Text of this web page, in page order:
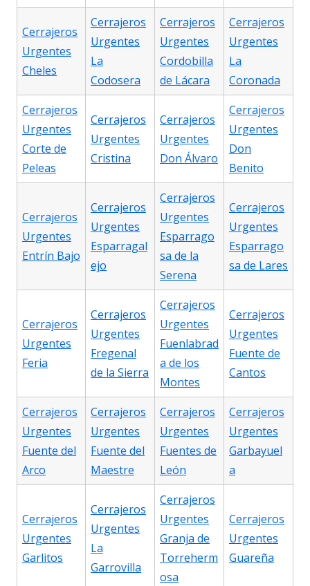
Cerrajeros
Urgentes
Cheles
Cerrajeros
Urgentes
La
Codosera
Cerrajeros
Urgentes
Cordobilla
de Lácara
Cerrajeros
Urgentes
La
Coronada
Cerrajeros
Urgentes
Corte de
Peleas
Cerrajeros
Urgentes
Cristina
Cerrajeros
Urgentes
Don Álvaro
Cerrajeros
Urgentes
Don
Benito
Cerrajeros
Urgentes
Entrín Bajo
Cerrajeros
Urgentes
Esparragal
ejo
Cerrajeros
Urgentes
Esparrago
sa de la
Serena
Cerrajeros
Urgentes
Esparrago
sa de Lares
Cerrajeros
Urgentes
Feria
Cerrajeros
Urgentes
Fregenal
de la Sierra
Cerrajeros
Urgentes
Fuenlabrad
a de los
Montes
Cerrajeros
Urgentes
Fuente de
Cantos
Cerrajeros
Urgentes
Fuente del
Arco
Cerrajeros
Urgentes
Fuente del
Maestre
Cerrajeros
Urgentes
Fuentes de
León
Cerrajeros
Urgentes
Garbayuel
a
Cerrajeros
Urgentes
Garlitos
Cerrajeros
Urgentes
La
Garrovilla
Cerrajeros
Urgentes
Granja de
Torreherm
osa
Cerrajeros
Urgentes
Guareña